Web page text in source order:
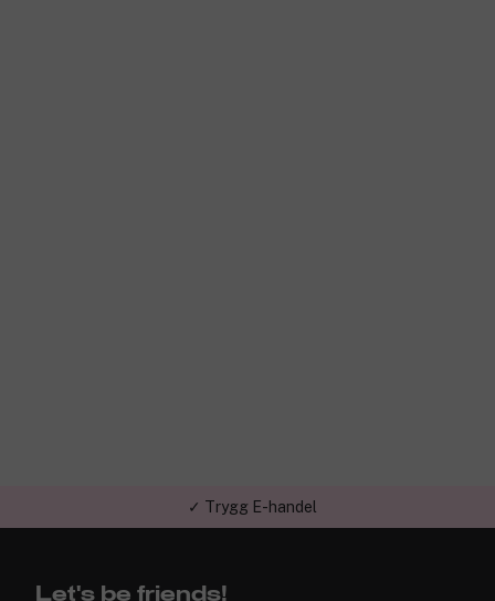
✓ Trygg E-handel
Let's be friends!